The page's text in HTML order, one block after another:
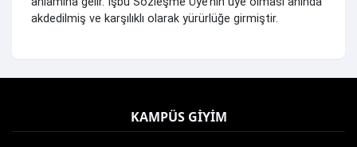
akdedilmiş ve karşılıklı olarak yürürlüğe girmiştir.
KAMPÜS GIYIM